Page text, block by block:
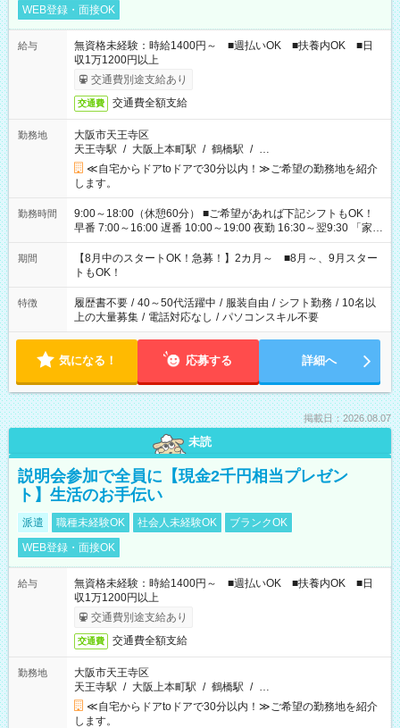
WEB登録・面接OK
給与
無資格未経験：時給1400円～ ■週払いOK ■扶養内OK ■日
収1万1200円以上
交通費別途支給あり
交通費 交通費全額支給
勤務地
大阪市天王寺区
天王寺駅 / 大阪上本町駅 / 鶴橋駅 / …
≪自宅からドアtoドアで30分以内！≫ご希望の勤務地を紹介
します。
勤務時間
9:00～18:00（休憩60分） ■ご希望があれば下記シフトもOK！
早番 7:00～16:00 遅番 10:00～19:00 夜勤 16:30～翌9:30 「家族
と休みを合わせたい」 「余裕を持って夕飯の準備がしたい」
「できれば残業はしたくない」 など、ご希望を教えてください
ね。 ※Wワーク希望の方へ 今ご覧のお仕事で希望する勤務時間
と、もう1つのお仕事の勤務時間。 合計で週40時間を超える場
合は応募できません。
期間
【8月中のスタートOK！急募！】2カ月～ ■8月～、9月スター
トもOK！
特徴 履歴書不要 / 40～50代活躍中 / 服装自由 / シフト勤務 / 10名以
上の大量募集 / 電話対応なし / パソコンスキル不要
気になる！ 応募する 詳細へ
掲載日：2026.08.07
未読
説明会参加で全員に【現金2千円相当プレゼン
ト】生活のお手伝い
派遣 職種未経験OK 社会人未経験OK
ブランクOK
WEB登録・面接OK
給与
無資格未経験：時給1400円～ ■週払いOK ■扶養内OK ■日
収1万1200円以上
交通費別途支給あり
交通費 交通費全額支給
勤務地
大阪市天王寺区
天王寺駅 / 大阪上本町駅 / 鶴橋駅 / …
≪自宅からドアtoドアで30分以内！≫ご希望の勤務地を紹介
します。